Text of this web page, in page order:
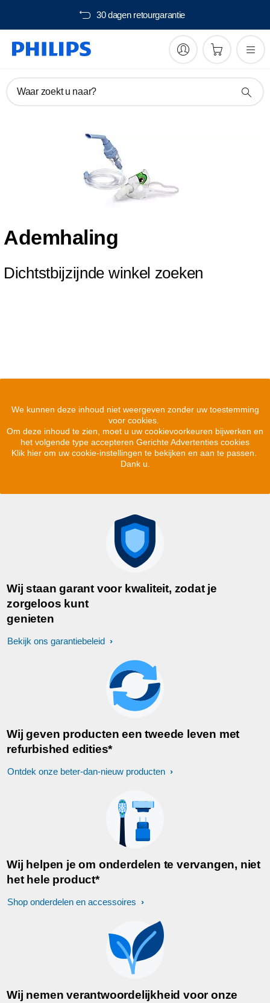
30 dagen retourgarantie
Waar zoekt u naar?
Ademhaling
Dichtstbijzijnde winkel zoeken
We kunnen deze inhoud niet weergeven zonder uw toestemming
voor cookies.
Om deze inhoud te zien, moet u uw cookievoorkeuren bijwerken en
het volgende type accepteren Gerichte Advertenties cookies
Klik hier om uw cookie-instellingen te bekijken en aan te passen.
Dank u.
Wij staan garant voor kwaliteit, zodat je
zorgeloos kunt
genieten
Bekijk ons garantiebeleid
Wij geven producten een tweede leven met
refurbished edities*
Ontdek onze beter-dan-nieuw producten
Wij helpen je om onderdelen te vervangen, niet
het hele product*
Shop onderdelen en accessoires
Wij nemen verantwoordelijkheid voor onze